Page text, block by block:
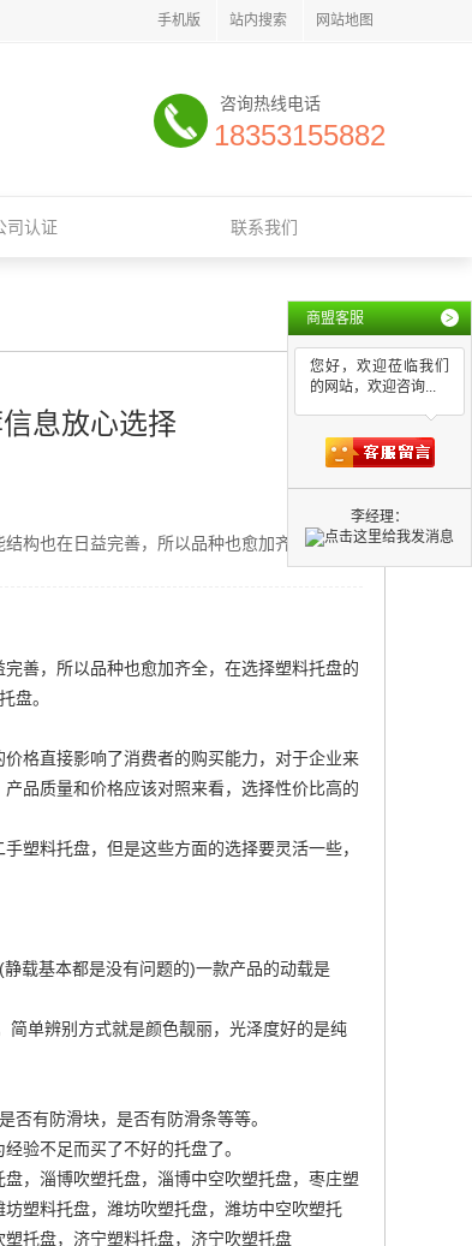
手机版 站内搜索 网站地图
咨询热线电话
18353155882
司认证 联系我们
息放心选择
构也在日益完善，所以品种也愈加齐全，在选
善，所以品种也愈加齐全，在选择塑料托盘的
盘。
格直接影响了消费者的购买能力，对于企业来
品质量和价格应该对照来看，选择性价比高的
手塑料托盘，但是这些方面的选择要灵活一些，
载基本都是没有问题的)一款产品的动载是
单辨别方式就是颜色靓丽，光泽度好的是纯
有防滑块，是否有防滑条等等。
验不足而买了不好的托盘了。
，淄博吹塑托盘，淄博中空吹塑托盘，枣庄塑
塑料托盘，潍坊吹塑托盘，潍坊中空吹塑托
托盘，济宁塑料托盘，济宁吹塑托盘
商盟客服 >
您好，欢迎莅临我们
的网站，欢迎咨询...
李经理：